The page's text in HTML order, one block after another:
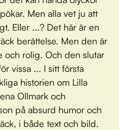
Men alla vet ju att
Eller ...? Det här är en
berättelse. Men den är
och rolig. Och den slutar
vissa ... I sitt första
historien om Lilla
Ollmark och
på absurd humor och
i både text och bild.